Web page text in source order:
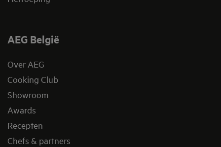
AEG België
Over AEG
Cooking Club
Showroom
Awards
Recepten
Chefs & partners